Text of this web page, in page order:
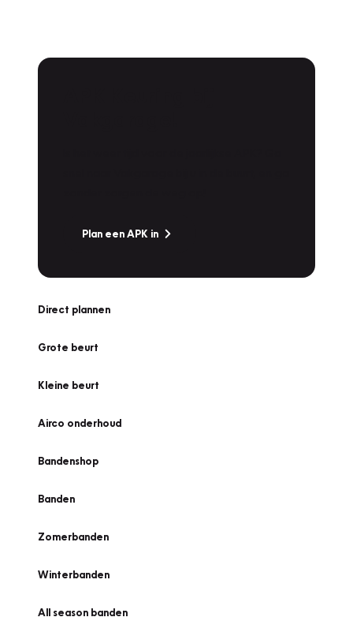
Plan een APK in
Direct plannen
Grote beurt
Kleine beurt
Airco onderhoud
Bandenshop
Banden
Zomerbanden
Winterbanden
All season banden